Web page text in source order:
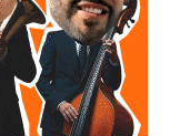
Naranja, el
Jacobo Payán,
Puente Pemex.
la bomba